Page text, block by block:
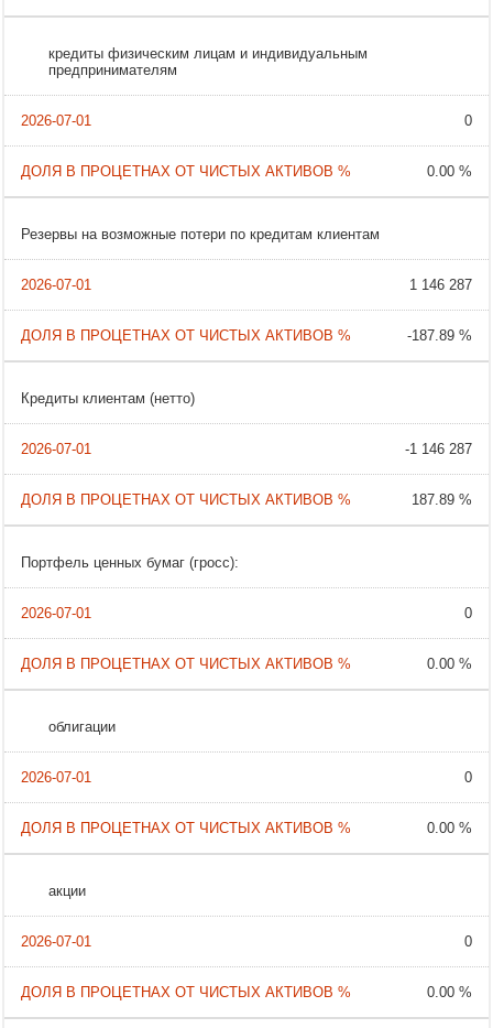
кредиты физическим лицам и индивидуальным
предпринимателям
0
0.00 %
Резервы на возможные потери по кредитам клиентам
1 146 287
-187.89 %
Кредиты клиентам (нетто)
-1 146 287
187.89 %
Портфель ценных бумаг (гросс):
0
0.00 %
облигации
0
0.00 %
акции
0
0.00 %